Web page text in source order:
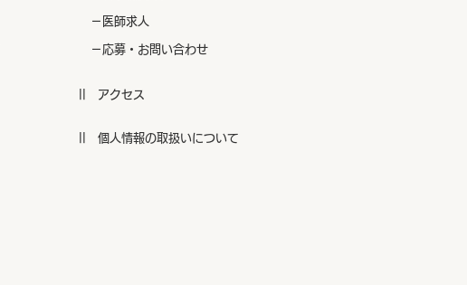
​ －医師求人
​ －応募・お問い合わせ
|| アクセス
|| 個人情報の取扱いについて